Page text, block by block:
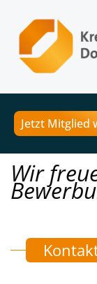
Jetzt Mitglied
Wir